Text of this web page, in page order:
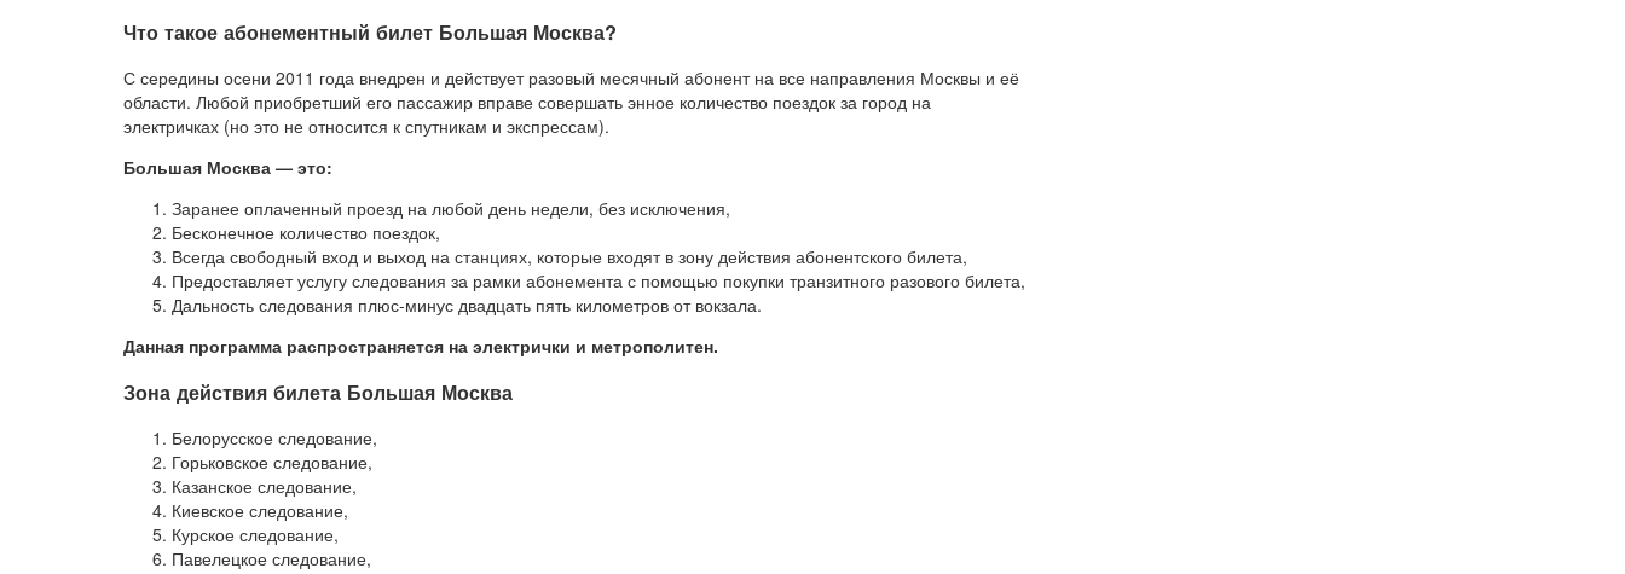
Что такое абонементный билет Большая Москва?
С середины осени 2011 года внедрен и действует разовый месячный абонент на все направления Москвы и её
области. Любой приобретший его пассажир вправе совершать энное количество поездок за город на
электричках (но это не относится к спутникам и экспрессам).
Большая Москва — это:
Заранее оплаченный проезд на любой день недели, без исключения,
Бесконечное количество поездок,
Всегда свободный вход и выход на станциях, которые входят в зону действия абонентского билета,
Предоставляет услугу следования за рамки абонемента с помощью покупки транзитного разового билета,
Дальность следования плюс-минус двадцать пять километров от вокзала.
Данная программа распространяется на электрички и метрополитен.
Зона действия билета Большая Москва
Белорусское следование,
Горьковское следование,
Казанское следование,
Киевское следование,
Курское следование,
Павелецкое следование,